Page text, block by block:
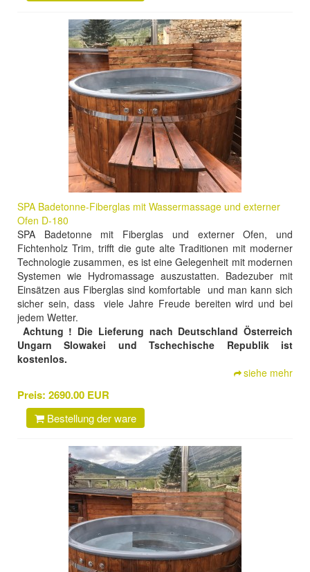
SPA Badetonne-Fiberglas mit Wassermassage und externer
Ofen D-180
SPA Badetonne mit Fiberglas und externer Ofen, und
Fichtenholz Trim, trifft die gute alte Traditionen mit moderner
Technologie zusammen, es ist eine Gelegenheit mit modernen
Systemen wie Hydromassage auszustatten. Badezuber mit
Einsätzen aus Fiberglas sind komfortable und man kann sich
sicher sein, dass viele Jahre Freude bereiten wird und bei
jedem Wetter.
Achtung ! Die Lieferung nach Deutschland Österreich
Ungarn Slowakei und Tschechische Republik ist
kostenlos.
siehe mehr
Preis: 2690.00 EUR
Bestellung der ware